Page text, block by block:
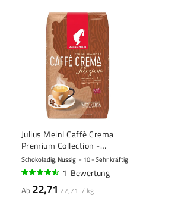
Julius Meinl Caffè Crema
Premium Collection -
Kaffeebohnen - 1 Kilo
Schokoladig, Nussig 10 - Sehr kräftig
90%
1 Bewertung
Ab 22,71 22,71 / kg